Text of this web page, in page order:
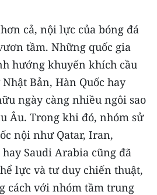
Long
Chí Minh
cả, nội lực của bóng đá
tầm. Những quốc gia
hướng khuyến khích cầu
Bản, Hàn Quốc hay
ngày càng nhiều ngôi sao
Âu. Trong khi đó, nhóm sử
nội như Qatar, Iran,
Saudi Arabia cũng đã
lực và tư duy chiến thuật,
cách với nhóm tầm trung